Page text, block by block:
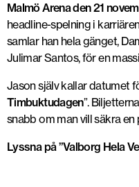
Malmö Arena den 21
headline-spelning i
samlar han hela gänget,
Julimar Santos, för en
Jason själv kallar datumet
Timbuktudagen”.
snabb om man vill säkra
Lyssna på ”Valborg Hela